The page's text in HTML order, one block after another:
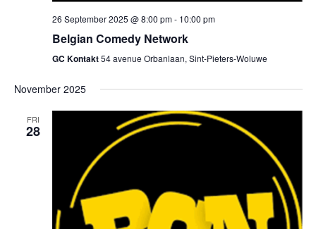
26 September 2025 @ 8:00 pm- 10:00 pm
Belgian Comedy Network
GC Kontakt54 avenue Orbanlaan, Sint-Pieters-Woluwe
November 2025
FRI
28